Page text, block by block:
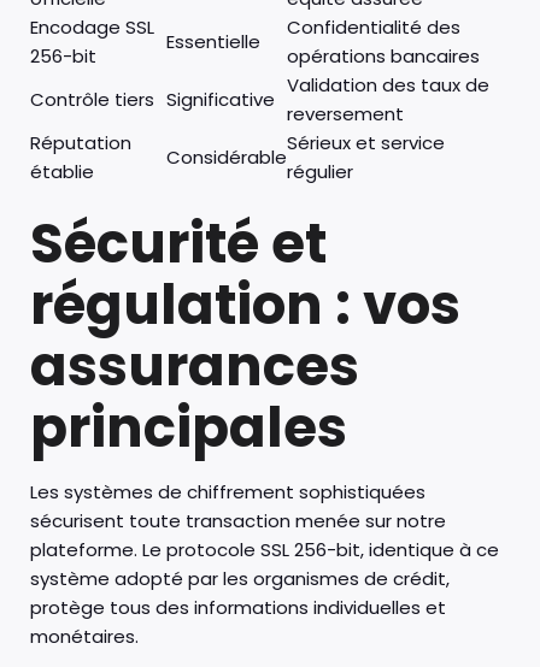
Encodage SSL
256-bit
Essentielle
Confidentialité des
opérations bancaires
Contrôle tiers Significative
Validation des taux de
reversement
Réputation
établie
Considérable
Sérieux et service
régulier
Sécurité et
régulation : vos
assurances
principales
Les systèmes de chiffrement sophistiquées
sécurisent toute transaction menée sur notre
plateforme. Le protocole SSL 256-bit, identique à ce
système adopté par les organismes de crédit,
protège tous des informations individuelles et
monétaires.